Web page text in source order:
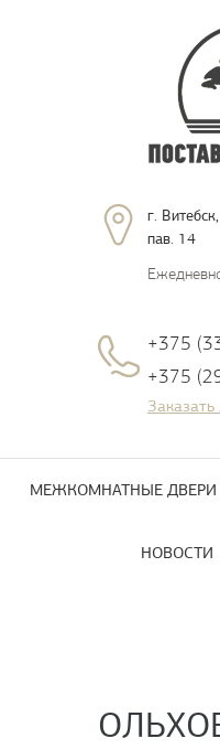
г.
пав. 14
+375
+375
Заказать
МЕЖКОМНАТНЫЕ ДВЕРИ
НОВОСТИ